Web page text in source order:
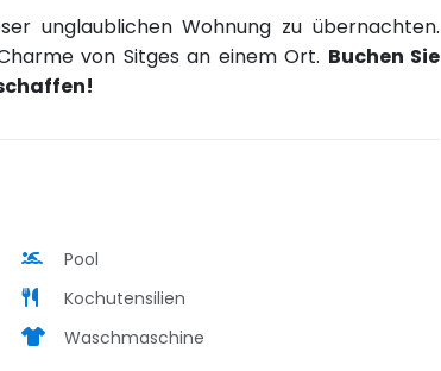
unglaublichen Wohnung zu übernachten.
von Sitges an einem Ort. Buchen Sie
Pool
Kochutensilien
Waschmaschine